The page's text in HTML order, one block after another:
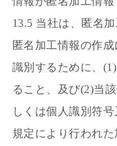
13.5 当社は、匿名
匿名加工情報の作
識別するために、
ること、及び(2)当
しくは個人識別符
規定により行われ